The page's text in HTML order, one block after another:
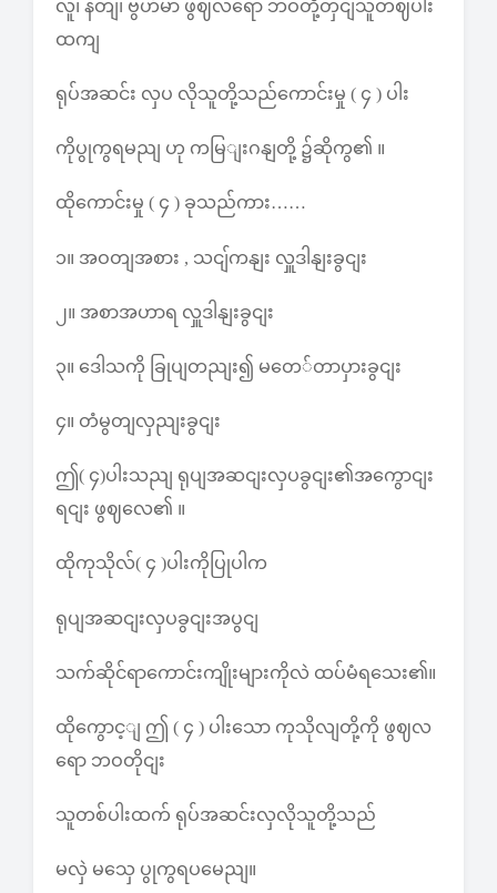
လူ၊ နတျ၊ ဗွဟ်မာ ဖွဈလရော ဘဝတို့တှငျသူတဈပါး
ထကျ
ရုပ်အဆင်း လှပ လိုသူတို့သည်ကောင်းမှု ( ၄ ) ပါး
ကိုပွုကွရမညျ ဟု ကမြျးဂနျတို့ ၌ဆိုကွ၏ ။
ထိုကောင်းမှု ( ၄ ) ခုသည်ကား……
၁။ အဝတျအစား , သငျ်ကနျး လှူဒါနျးခွငျး
၂။ အစာအဟာရ လှူဒါနျးခွငျး
၃။ ဒေါသကို ခြုပျတညျး၍ မတေ်တာပှားခွငျး
၄။ တံမွတျလှညျးခွငျး
ဤ( ၄)ပါးသညျ ရုပျအဆငျးလှပခွငျး၏အကွောငျး
ရငျး ဖွဈလေ၏ ။
ထိုကုသိုလ်( ၄ )ပါးကိုပြုပါက
ရုပျအဆငျးလှပခွငျးအပွငျ
သက်ဆိုင်ရာကောင်းကျိုးများကိုလဲ ထပ်မံရသေး၏။
ထိုကွောင့ျ ဤ ( ၄ ) ပါးသော ကုသိုလျတို့ကို ဖွဈလ
ရော ဘဝတိုငျး
သူတစ်ပါးထက် ရုပ်အဆင်းလှလိုသူတို့သည်
မလှဲ မသှေ ပွုကွရပမေညျ။